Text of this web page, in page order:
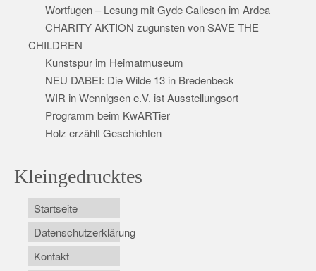
Wortfugen – Lesung mit Gyde Callesen im Ardea
CHARITY AKTION zugunsten von SAVE THE
CHILDREN
Kunstspur im Heimatmuseum
NEU DABEI: Die Wilde 13 in Bredenbeck
WIR in Wennigsen e.V. ist Ausstellungsort
Programm beim KwARTier
Holz erzählt Geschichten
Kleingedrucktes
Startseite
Datenschutzerklärung
Kontakt